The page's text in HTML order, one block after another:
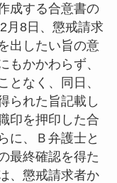
成する合意書の
月8日、懲戒請求
出したい旨の意
もかかわらず、
となく、同日、
られた旨記載し
印を押印した合
に、Ｂ弁護士と
最終確認を得た
、懲戒請求者か